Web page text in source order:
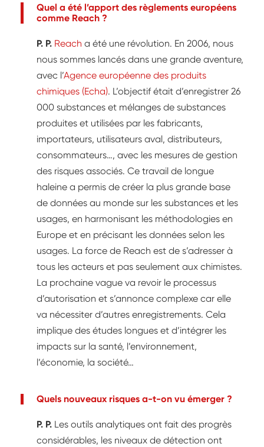
Quel a été l’apport des règlements européens
comme Reach ?
P. P. Reach a été une révolution. En 2006, nous
nous sommes lancés dans une grande aventure,
avec l’Agence européenne des produits
chimiques (Echa). L’objectif était d’enregistrer 26
000 substances et mélanges de substances
produites et utilisées par les fabricants,
importateurs, utilisateurs aval, distributeurs,
consommateurs…, avec les mesures de gestion
des risques associés. Ce travail de longue
haleine a permis de créer la plus grande base
de données au monde sur les substances et les
usages, en harmonisant les méthodologies en
Europe et en précisant les données selon les
usages. La force de Reach est de s’adresser à
tous les acteurs et pas seulement aux chimistes.
La prochaine vague va revoir le processus
d’autorisation et s’annonce complexe car elle
va nécessiter d’autres enregistrements. Cela
implique des études longues et d’intégrer les
impacts sur la santé, l’environnement,
l’économie, la société…
Quels nouveaux risques a-t-on vu émerger ?
P. P. Les outils analytiques ont fait des progrès
considérables, les niveaux de détection ont